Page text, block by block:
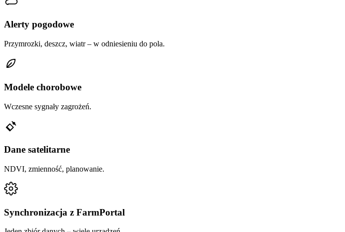
Alerty pogodowe
Przymrozki, deszcz, wiatr – w odniesieniu do pola.
Modele chorobowe
Wczesne sygnały zagrożeń.
Dane satelitarne
NDVI, zmienność, planowanie.
Synchronizacja z FarmPortal